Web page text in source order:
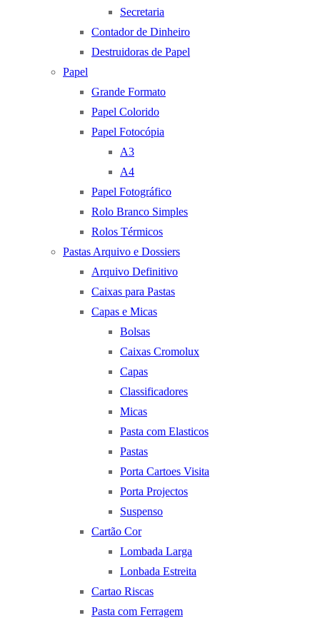
Secretaria
Contador de Dinheiro
Destruidoras de Papel
Papel
Grande Formato
Papel Colorido
Papel Fotocópia
A3
A4
Papel Fotográfico
Rolo Branco Simples
Rolos Térmicos
Pastas Arquivo e Dossiers
Arquivo Definitivo
Caixas para Pastas
Capas e Micas
Bolsas
Caixas Cromolux
Capas
Classificadores
Micas
Pasta com Elasticos
Pastas
Porta Cartoes Visita
Porta Projectos
Suspenso
Cartão Cor
Lombada Larga
Lonbada Estreita
Cartao Riscas
Pasta com Ferragem